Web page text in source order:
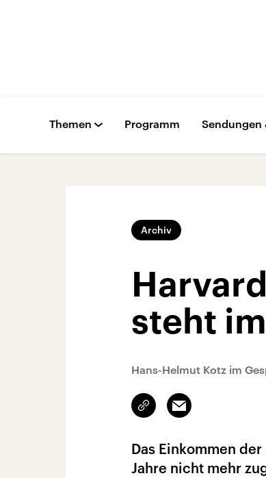
Themen Programm Sendungen
Archiv
steht
Hans-Helmut Kotz im
Link
kopieren/teilen
Email
Das Einkommen
Jahre nicht mehr